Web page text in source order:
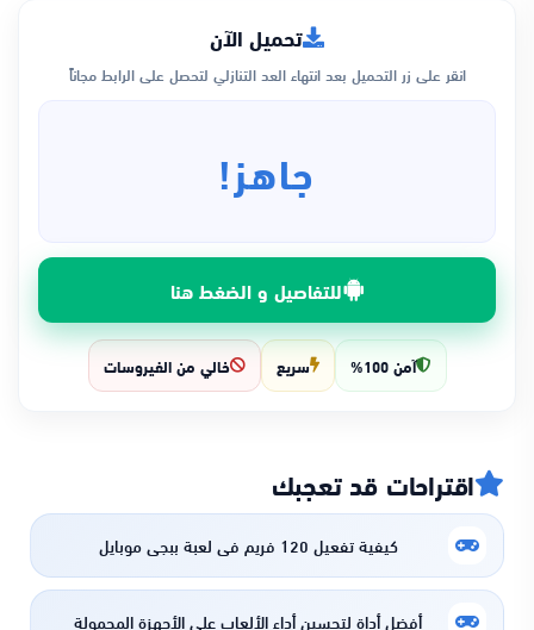
تحميل الآن
انقر على زر التحميل بعد انتهاء العد التنازلي لتحصل على الرابط مجاناً
جاهز!
للتفاصيل و الضغط هنا
آمن 100% سريع خالي من الفيروسات
اقتراحات قد تعجبك
كيفية تفعيل 120 فريم في لعبة ببجي موبايل
أفضل أداة لتحسين أداء الألعاب على الأجهزة المحمولة